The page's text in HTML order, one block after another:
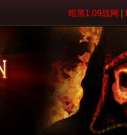
暗黑1.09战网